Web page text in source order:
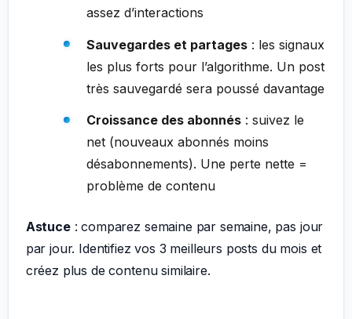
assez d’interactions
Sauvegardes et partages: les signaux
les plus forts pour l’algorithme. Un post
très sauvegardé sera poussé davantage
Croissance des abonnés: suivez le
net (nouveaux abonnés moins
désabonnements). Une perte nette =
problème de contenu
Astuce: comparez semaine par semaine, pas jour
par jour. Identifiez vos 3 meilleurs posts du mois et
créez plus de contenu similaire.